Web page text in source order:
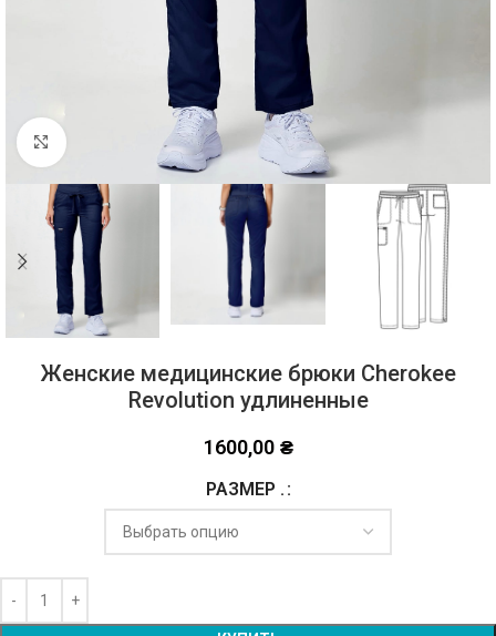
Click to enlarge
Женские медицинские брюки Cherokee
Revolution удлиненные
1600,00 ₴
РАЗМЕР .Alternative: